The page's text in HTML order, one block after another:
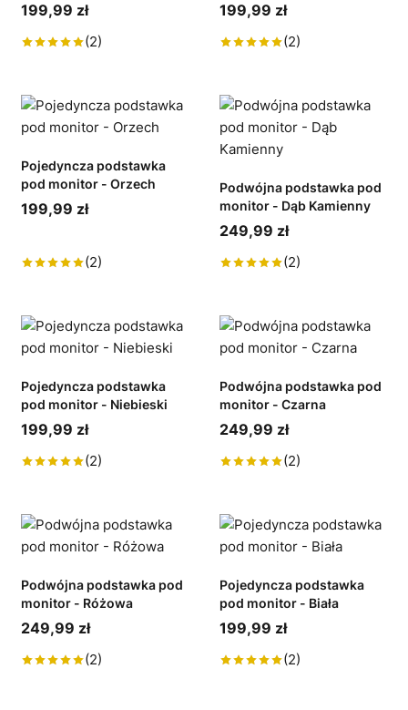
199,99 zł
(2)
199,99 zł
(2)
Pojedyncza podstawka
pod monitor - Orzech
199,99 zł
(2)
Podwójna podstawka pod
monitor - Dąb Kamienny
249,99 zł
(2)
Pojedyncza podstawka
pod monitor - Niebieski
199,99 zł
(2)
Podwójna podstawka pod
monitor - Czarna
249,99 zł
(2)
Podwójna podstawka pod
monitor - Różowa
249,99 zł
(2)
Pojedyncza podstawka
pod monitor - Biała
199,99 zł
(2)